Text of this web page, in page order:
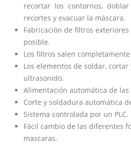
recortar los contornos,
recortes y evacuar la máscara.
Fabricación de filtros exteriores
posible.
Los filtros salen
Los elementos de soldar,
ultrasonido.
Alimentación automática de las
Corte y soldadura automática
Sistema controlada por un PLC.
Fácil cambio de las diferentes
mascaras.